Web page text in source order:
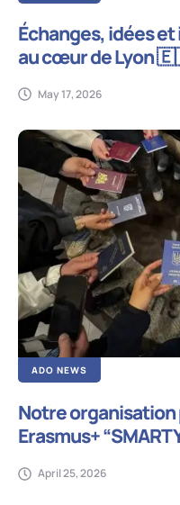
Échanges, idées
au cœur de Lyon
May 17, 2026
ADO NEWS
Notre
Erasmus+
April 25, 2026